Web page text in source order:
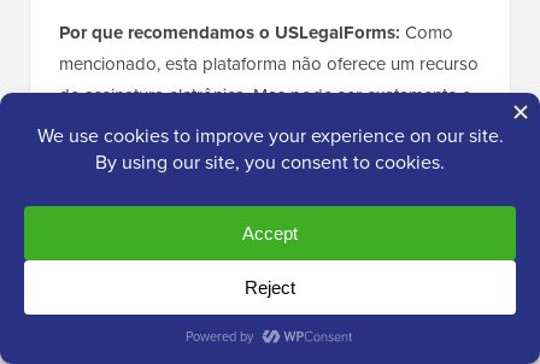
Por que recomendamos o USLegalForms: Como
mencionado, esta plataforma não oferece um recurso
de assinatura eletrônica. Mas pode ser exatamente o
que você procura se precisar de documentos
legalmente vinculativos nos Estados Unidos. Se ele
poderá usá-los para negócios presenciais e, em
seguida, poderá usar o WPForms ou o Formidable
Forms em conjunto com ele.
Você pode comprar uma assinatura do